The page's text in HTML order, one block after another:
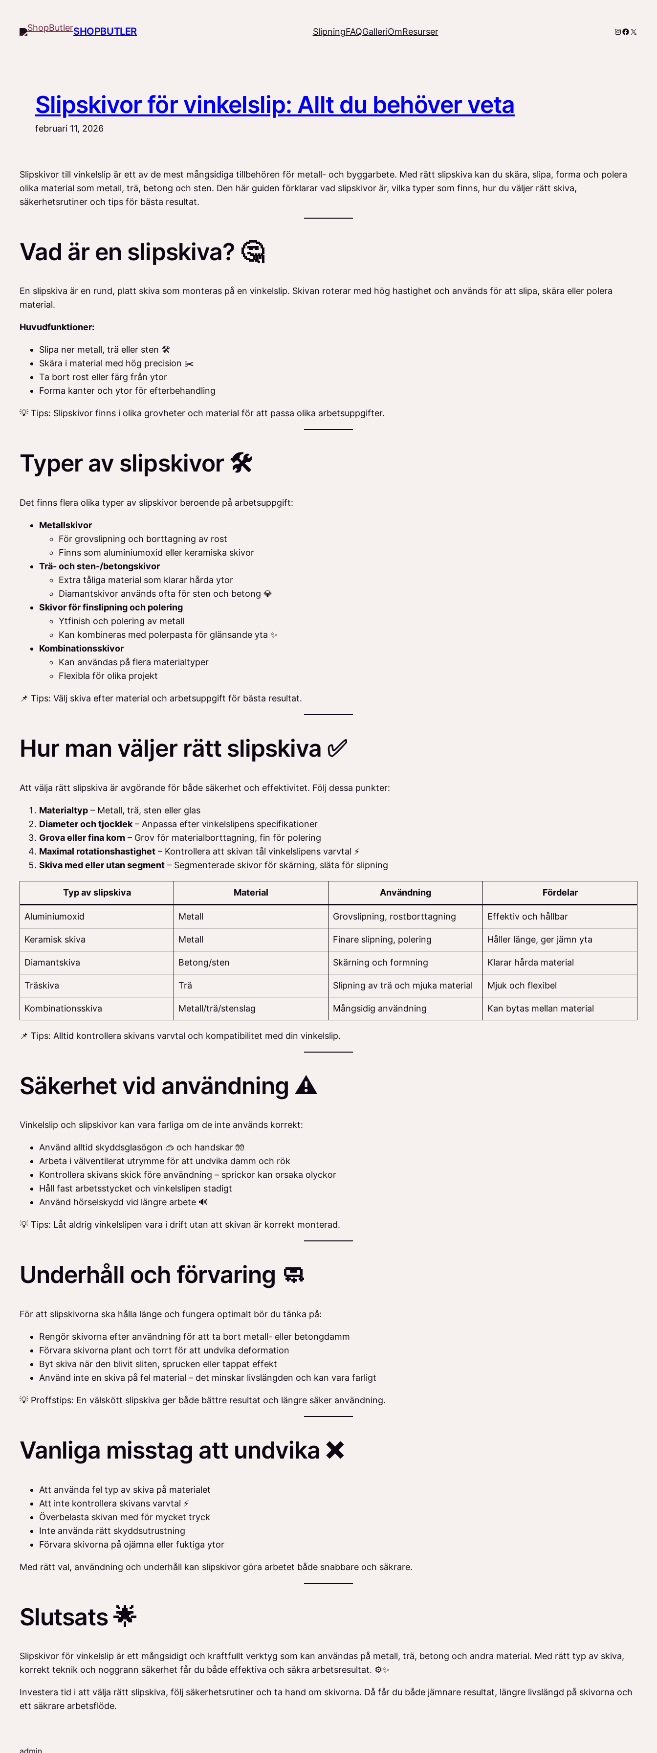
innehåll
SHOPBUTLER SlipningFAQGalleriOmResurser Instagram
X
Slipskivor för vinkelslip: Allt du behöver veta
februari 11, 2026
Slipskivor till vinkelslip är ett av de mest mångsidiga tillbehören för metall- och byggarbete. Med rätt slipskiva kan du skära, slipa, forma och polera
olika material som metall, trä, betong och sten. Den här guiden förklarar vad slipskivor är, vilka typer som finns, hur du väljer rätt skiva,
säkerhetsrutiner och tips för bästa resultat.
Vad är en slipskiva? 🤔
En slipskiva är en rund, platt skiva som monteras på en vinkelslip. Skivan roterar med hög hastighet och används för att slipa, skära eller polera
material.
Huvudfunktioner:
Slipa ner metall, trä eller sten 🛠️
Skära i material med hög precision ✂️
Ta bort rost eller färg från ytor
Forma kanter och ytor för efterbehandling
💡 Tips: Slipskivor finns i olika grovheter och material för att passa olika arbetsuppgifter.
Typer av slipskivor 🛠️
Det finns flera olika typer av slipskivor beroende på arbetsuppgift:
Metallskivor
För grovslipning och borttagning av rost
Finns som aluminiumoxid eller keramiska skivor
Trä- och sten-/betongskivor
Extra tåliga material som klarar hårda ytor
Diamantskivor används ofta för sten och betong 💎
Skivor för finslipning och polering
Ytfinish och polering av metall
Kan kombineras med polerpasta för glänsande yta ✨
Kombinationsskivor
Kan användas på flera materialtyper
Flexibla för olika projekt
📌 Tips: Välj skiva efter material och arbetsuppgift för bästa resultat.
Hur man väljer rätt slipskiva ✅
Att välja rätt slipskiva är avgörande för både säkerhet och effektivitet. Följ dessa punkter:
Materialtyp – Metall, trä, sten eller glas
Diameter och tjocklek – Anpassa efter vinkelslipens specifikationer
Grova eller fina korn – Grov för materialborttagning, fin för polering
Maximal rotationshastighet – Kontrollera att skivan tål vinkelslipens varvtal ⚡
Skiva med eller utan segment – Segmenterade skivor för skärning, släta för slipning
Typ av slipskiva Material Användning Fördelar
Aluminiumoxid Metall Grovslipning, rostborttagning Effektiv och hållbar
Keramisk skiva Metall Finare slipning, polering Håller länge, ger jämn yta
Diamantskiva Betong/sten Skärning och formning Klarar hårda material
Träskiva Trä Slipning av trä och mjuka material Mjuk och flexibel
Kombinationsskiva Metall/trä/stenslag Mångsidig användning Kan bytas mellan material
📌 Tips: Alltid kontrollera skivans varvtal och kompatibilitet med din vinkelslip.
Säkerhet vid användning ⚠️
Vinkelslip och slipskivor kan vara farliga om de inte används korrekt:
Använd alltid skyddsglasögon 🥽 och handskar 🧤
Arbeta i välventilerat utrymme för att undvika damm och rök
Kontrollera skivans skick före användning – sprickor kan orsaka olyckor
Håll fast arbetsstycket och vinkelslipen stadigt
Använd hörselskydd vid längre arbete 🔊
💡 Tips: Låt aldrig vinkelslipen vara i drift utan att skivan är korrekt monterad.
Underhåll och förvaring 🧼
För att slipskivorna ska hålla länge och fungera optimalt bör du tänka på:
Rengör skivorna efter användning för att ta bort metall- eller betongdamm
Förvara skivorna plant och torrt för att undvika deformation
Byt skiva när den blivit sliten, sprucken eller tappat effekt
Använd inte en skiva på fel material – det minskar livslängden och kan vara farligt
💡 Proffstips: En välskött slipskiva ger både bättre resultat och längre säker användning.
Vanliga misstag att undvika ❌
Att använda fel typ av skiva på materialet
Att inte kontrollera skivans varvtal ⚡
Överbelasta skivan med för mycket tryck
Inte använda rätt skyddsutrustning
Förvara skivorna på ojämna eller fuktiga ytor
Med rätt val, användning och underhåll kan slipskivor göra arbetet både snabbare och säkrare.
Slutsats 🌟
Slipskivor för vinkelslip är ett mångsidigt och kraftfullt verktyg som kan användas på metall, trä, betong och andra material. Med rätt typ av skiva,
korrekt teknik och noggrann säkerhet får du både effektiva och säkra arbetsresultat. ⚙️✨
Investera tid i att välja rätt slipskiva, följ säkerhetsrutiner och ta hand om skivorna. Då får du både jämnare resultat, längre livslängd på skivorna och
ett säkrare arbetsflöde.